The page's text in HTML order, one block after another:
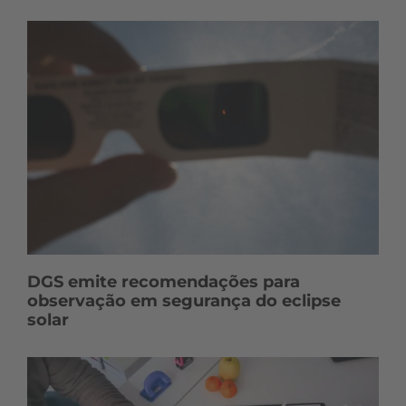
t
s
DGS emite recomendações para
observação em segurança do eclipse
solar